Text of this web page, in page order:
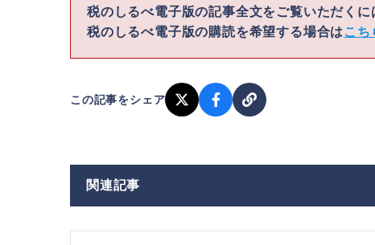
税のしるべ電子版の記事全文をご覧いただく
税のしるべ電子版の購読を希望する場合は こち
この記事をシェア
関連記事